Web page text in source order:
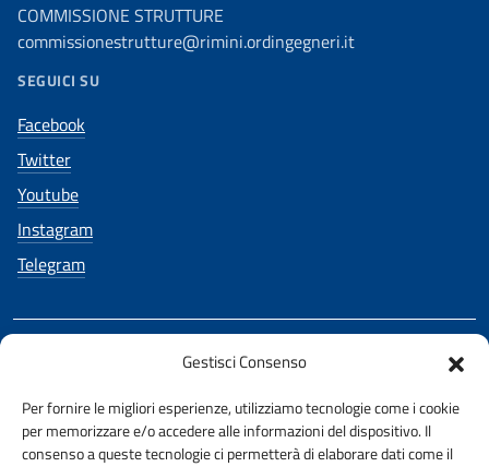
Gestisci Consenso
Per fornire le migliori esperienze, utilizziamo tecnologie come i cookie
per memorizzare e/o accedere alle informazioni del dispositivo. Il
consenso a queste tecnologie ci permetterà di elaborare dati come il
COMMISSIONE STRUTTURE
commissionestrutture@rimini.ordingegneri.it
SEGUICI SU
Facebook
Twitter
Youtube
Instagram
Telegram
REALIZZATO CON LA COLLABORAZIONE DI
Ing. Iunior Claudia Urbinati